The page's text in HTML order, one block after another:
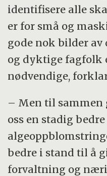
identifisere alle
er for små og
gode nok bilder av
og dyktige fagfolk
nødvendige,
– Men til sammen
oss en stadig
bedre i stand til å
forvaltning og